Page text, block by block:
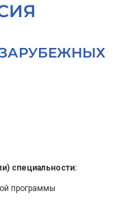
специальности:
программы